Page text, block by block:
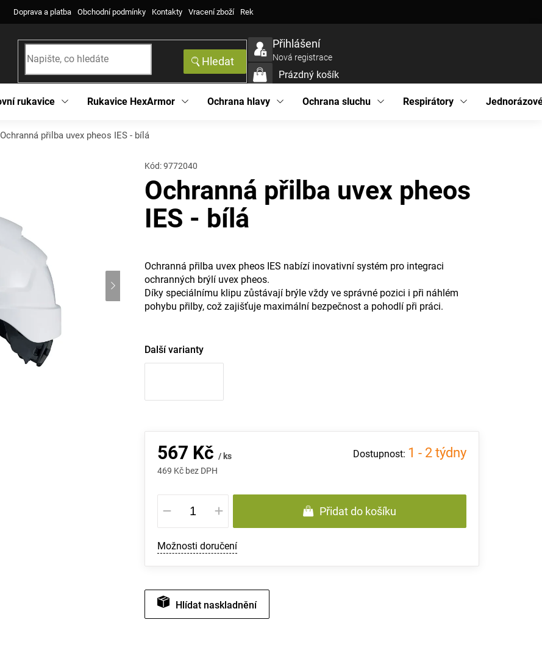
Doprava a platba Obchodní podmínky Kontakty Vracení zboží Reklamace zboží
Hledat
Přihlášení
Nová registrace
NÁKUPNÍ
KOŠÍK
Prázdný košík
rukavice Rukavice HexArmor Ochrana hlavy Ochrana sluchu Respirátory
Ochranná přilba uvex pheos IES - bílá
Ochranná přilba uvex pheos
IES - bílá
Kód:9772040
Ochranná přilba uvex pheos IES nabízí inovativní systém pro integraci
ochranných brýlí uvex pheos.
Díky speciálnímu klipu zůstávají brýle vždy ve správné pozici i při náhlém
pohybu přilby, což zajišťuje maximální bezpečnost a pohodlí při práci.
Další varianty
567 Kč / ks
469 Kč bez DPH
Měrná
cena:
1 - 2 týdny
Přidat do košíku
Možnosti doručení
Hlídat